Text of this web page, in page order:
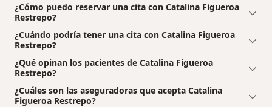
¿Cómo puedo reservar una cita con Catalina Figueroa
Restrepo?
¿Cuándo podría tener una cita con Catalina Figueroa
Restrepo?
¿Qué opinan los pacientes de Catalina Figueroa
Restrepo?
¿Cuáles son las aseguradoras que acepta Catalina
Figueroa Restrepo?